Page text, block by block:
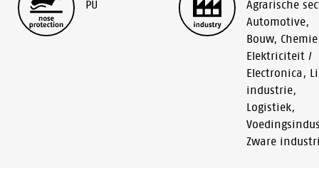
PU
Agrarische
Automotive,
Bouw, Chemie
Elektriciteit /
Electronica,
industrie,
Logistiek,
Zware